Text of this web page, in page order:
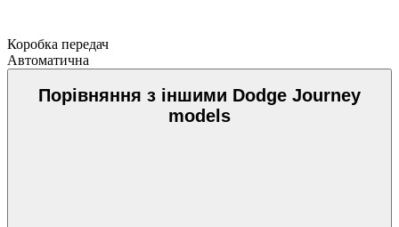
Коробка передач
Автоматична
Порівняння з іншими Dodge Journey
models